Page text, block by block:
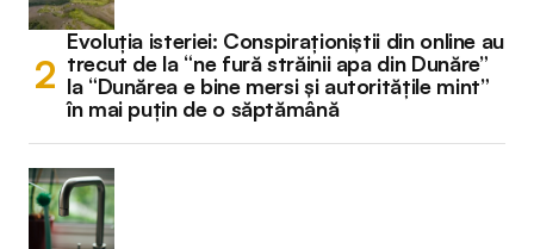
Evoluția isteriei: Conspiraționiștii din online au
trecut de la “ne fură străinii apa din Dunăre”
la “Dunărea e bine mersi și autoritățile mint”
în mai puțin de o săptămână